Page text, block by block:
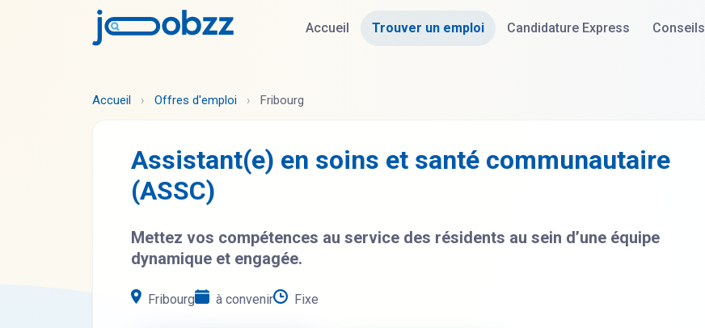
Accueil Trouver un emploi Candidature Express Conseils
Accueil › Offres d'emploi › Fribourg
Assistant(e) en soins et santé communautaire
(ASSC)
Mettez vos compétences au service des résidents au sein d’une équipe
dynamique et engagée.
Fribourg à convenir Fixe